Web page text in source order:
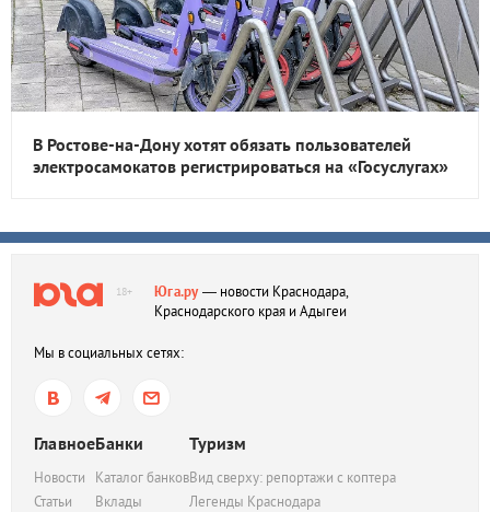
В Ростове-на-Дону хотят обязать пользователей
электросамокатов регистрироваться на «Госуслугах»
18+ Юга.ру— новости Краснодара,
Краснодарского края и Адыгеи
Мы в социальных сетях:
Главное
Новости
Статьи
Банки
Каталог банков
Вклады
Туризм
Вид сверху: репортажи с коптера
Легенды Краснодара